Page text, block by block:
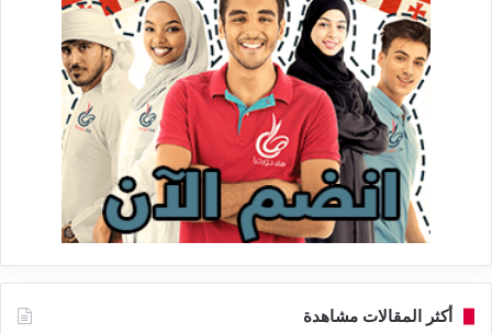
أكثر المقالات مشاهدة